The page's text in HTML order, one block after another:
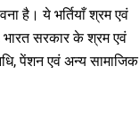
है। ये भर्तियाँ श्रम एवं
भारत सरकार के श्रम एवं
पेंशन एवं अन्य सामाजिक